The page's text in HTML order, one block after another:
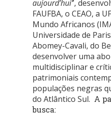
aujourd’hui’’,
FAUFBA, o CEAO, a
Mundo Africanos
Universidade de
Abomey-Cavali, do
desenvolver uma
multidisciplinar e
patrimoniais
populações negras
do Atlântico Sul. A
busca: